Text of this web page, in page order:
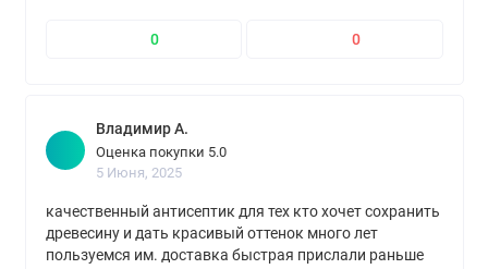
0 0
Владимир А.
Оценка покупки 5.0
5 Июня, 2025
качественный антисептик для тех кто хочет сохранить
древесину и дать красивый оттенок много лет
пользуемся им. доставка быстрая прислали раньше